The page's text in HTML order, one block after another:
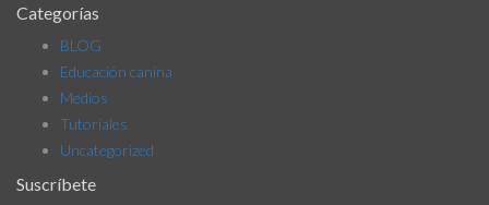
Categorías
BLOG
Educación canina
Medios
Tutoriales
Uncategorized
Suscríbete